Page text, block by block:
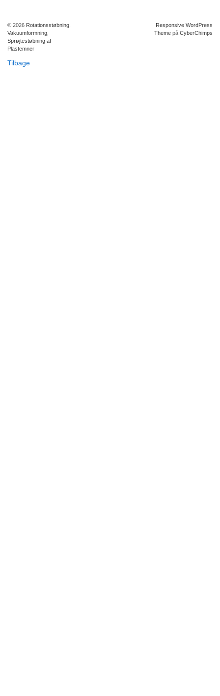
© 2026 Rotationsstøbning,
Vakuumformning,
Sprøjtestøbning af
Plastemner
Responsive WordPress
Themepå CyberChimps
Tilbage